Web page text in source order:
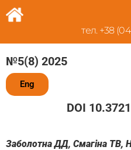
тел. +38
№5(8) 2025
Eng
DOI
Заболотна ДД, Смагіна ТВ,